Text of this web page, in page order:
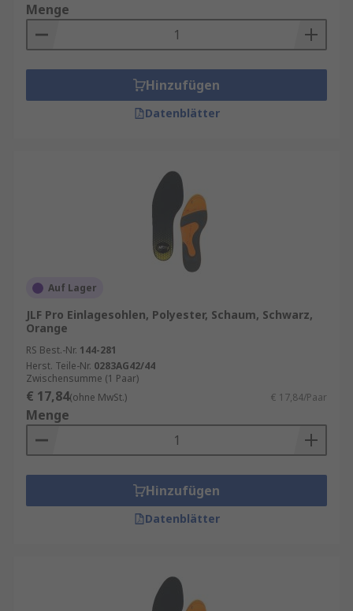
Menge
Hinzufügen
Datenblätter
Auf Lager
JLF Pro Einlagesohlen, Polyester, Schaum, Schwarz,
Orange
RS Best.-Nr. 144-281
Herst. Teile-Nr. 0283AG42/44
Zwischensumme (1 Paar)
€ 17,84(ohne MwSt.) € 17,84/Paar
Menge
Hinzufügen
Datenblätter